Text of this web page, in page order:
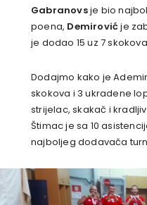
Gabranovsje bio
poena, Demirovićje
je dodao 15 uz 7
Dodajmo kako je
skokova i 3 ukradene
strijelac, skakač i
Štimac je sa 10
najboljeg dodavača